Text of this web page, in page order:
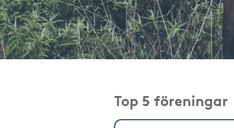
Top 5 föreningar